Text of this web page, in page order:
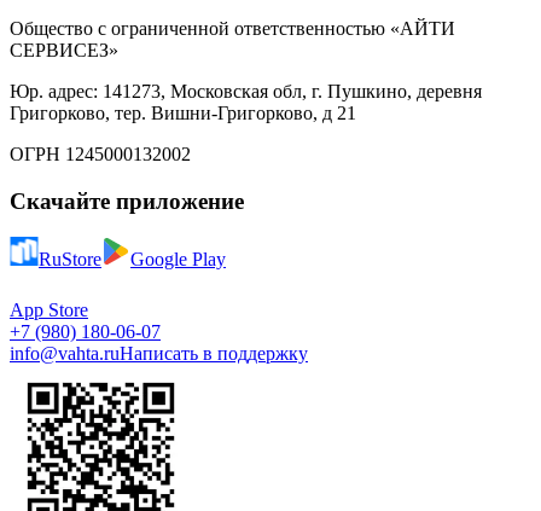
Общество с ограниченной ответственностью «АЙТИ
СЕРВИСЕЗ»
Юр. адрес: 141273, Московская обл, г. Пушкино, деревня
Григорково, тер. Вишни-Григорково, д 21
ОГРН 1245000132002
Скачайте приложение
RuStore Google Play
App Store
+7 (980) 180-06-07
info@vahta.ruНаписать в поддержку